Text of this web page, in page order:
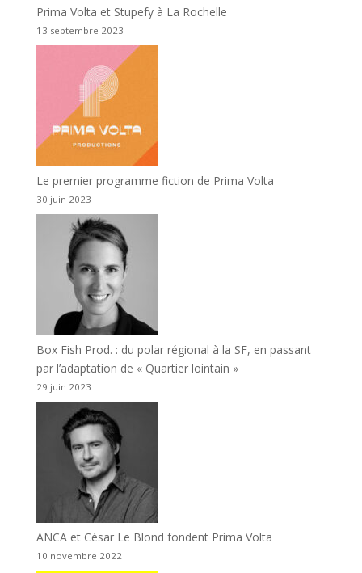
Prima Volta et Stupefy à La Rochelle
13 septembre 2023
Le premier programme fiction de Prima Volta
30 juin 2023
Box Fish Prod. : du polar régional à la SF, en passant
par l’adaptation de « Quartier lointain »
29 juin 2023
ANCA et César Le Blond fondent Prima Volta
10 novembre 2022